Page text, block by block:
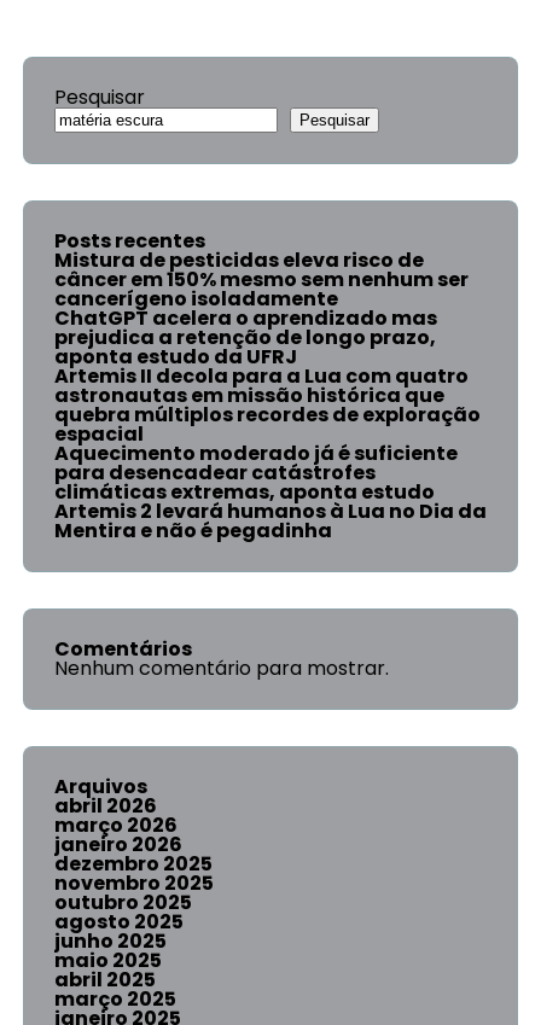
Pesquisar
Pesquisar
Posts recentes
Mistura de pesticidas eleva risco de
câncer em 150% mesmo sem nenhum ser
cancerígeno isoladamente
ChatGPT acelera o aprendizado mas
prejudica a retenção de longo prazo,
aponta estudo da UFRJ
Artemis II decola para a Lua com quatro
astronautas em missão histórica que
quebra múltiplos recordes de exploração
espacial
Aquecimento moderado já é suficiente
para desencadear catástrofes
climáticas extremas, aponta estudo
Artemis 2 levará humanos à Lua no Dia da
Mentira e não é pegadinha
Comentários
Nenhum comentário para mostrar.
Arquivos
abril 2026
março 2026
janeiro 2026
dezembro 2025
novembro 2025
outubro 2025
agosto 2025
junho 2025
maio 2025
abril 2025
março 2025
janeiro 2025